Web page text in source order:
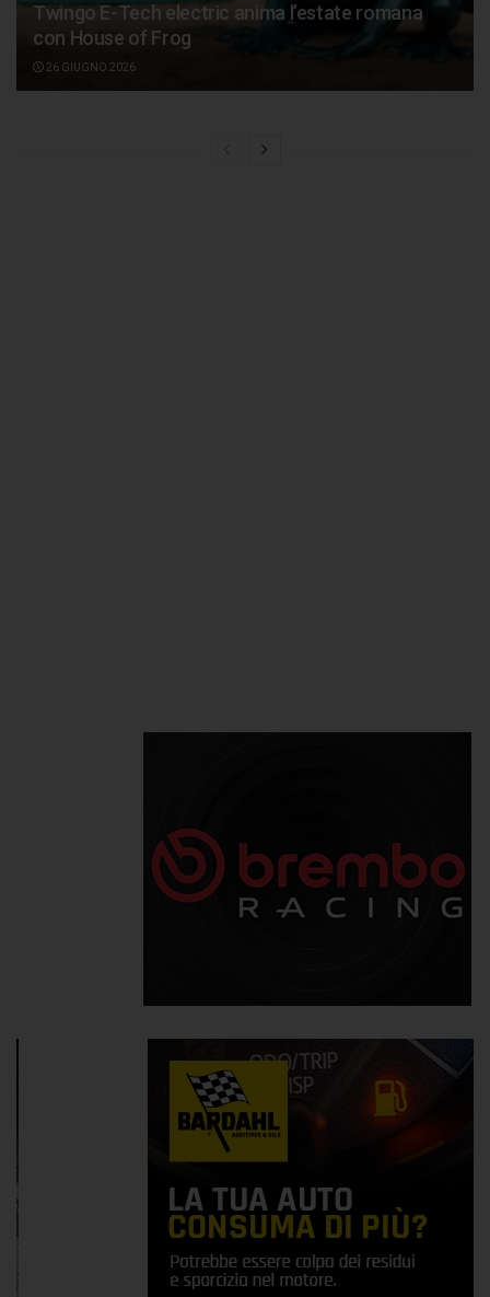
Twingo E-Tech electric anima l’estate romana
con House of Frog
26 GIUGNO 2026